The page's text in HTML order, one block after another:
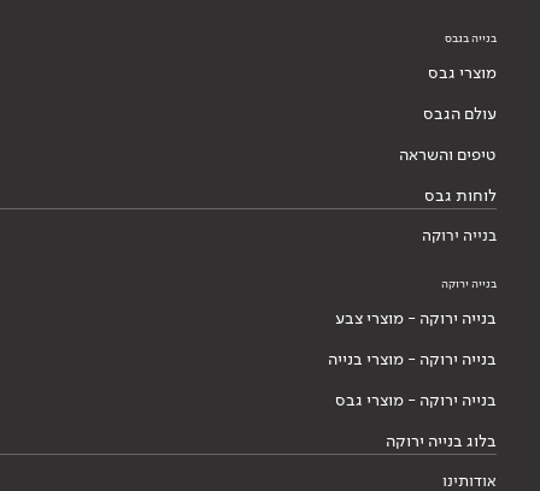
בנייה בגבס
מוצרי גבס
עולם הגבס
טיפים והשראה
לוחות גבס
בנייה ירוקה
בנייה ירוקה
בנייה ירוקה - מוצרי צבע
בנייה ירוקה - מוצרי בנייה
בנייה ירוקה - מוצרי גבס
בלוג בנייה ירוקה
אודותינו